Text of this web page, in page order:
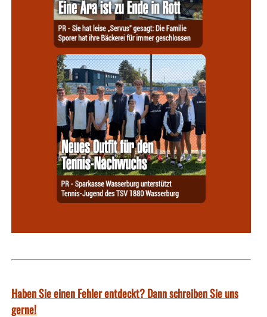
Haben Sie einen Fehler entdeckt? Dann schreiben Sie uns
gerne!